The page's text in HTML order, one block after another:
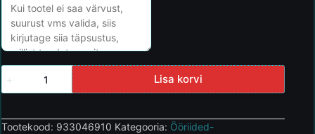
Lisa korvi
Tootekood: 933046910 Kategooria: Ööriided-